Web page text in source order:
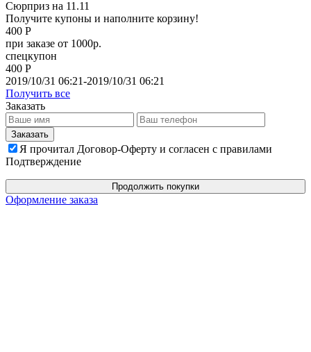
Сюрприз на 11.11
Получите купоны и наполните корзину!
400 Р
при заказе от 1000р.
спецкупон
400 Р
2019/10/31 06:21-2019/10/31 06:21
Получить все
Заказать
Я прочитал Договор-Оферту и согласен с правилами
Подтверждение
Продолжить покупки
Оформление заказа